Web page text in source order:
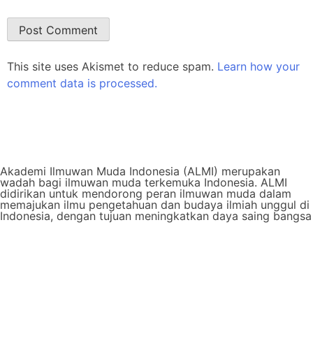
This site uses Akismet to reduce spam. Learn how your
comment data is processed.
Akademi Ilmuwan Muda Indonesia (ALMI) merupakan
wadah bagi ilmuwan muda terkemuka Indonesia. ALMI
didirikan untuk mendorong peran ilmuwan muda dalam
memajukan ilmu pengetahuan dan budaya ilmiah unggul di
Indonesia, dengan tujuan meningkatkan daya saing bangsa